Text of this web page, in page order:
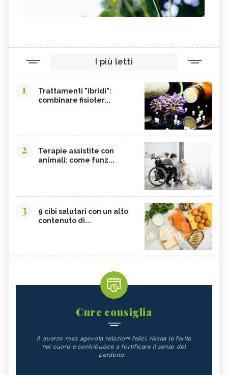
I più letti
1
Trattamenti "ibridi":
combinare fisioter...
2
Terapie assistite con
animali: come funz...
3
9 cibi salutari con un alto
contenuto di...
Cure consiglia
Il quarzo rosa agevola relazioni felici, risana le ferite
nel cuore e contribuisce a fortificare il senso del
perdono.